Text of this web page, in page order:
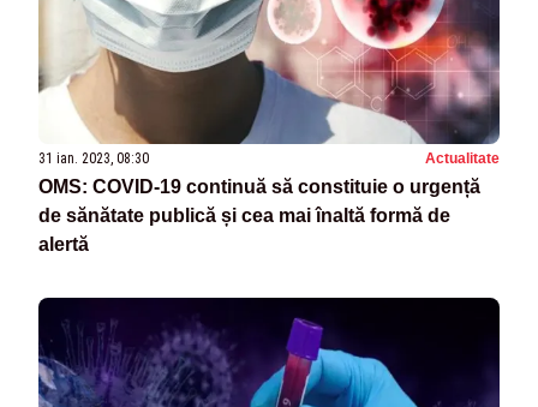
31 ian. 2023, 08:30 Actualitate
OMS: COVID-19 continuă să constituie o urgență
de sănătate publică și cea mai înaltă formă de
alertă